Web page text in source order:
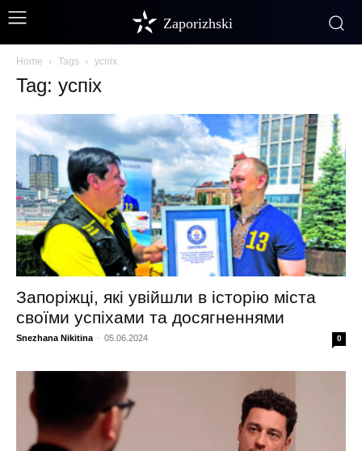
Zaporizhski
Home Tags успіх
Tag: успіх
Запоріжці, які увійшли в історію міста
своїми успіхами та досягненнями
Snezhana Nikitina - 05.06.2024 0